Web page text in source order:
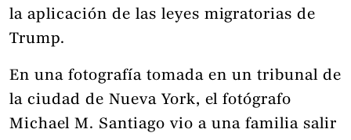
la aplicación de las leyes migratorias de
Trump.
En una fotografía tomada en un tribunal de
la ciudad de Nueva York, el fotógrafo
Michael M. Santiago vio a una familia salir